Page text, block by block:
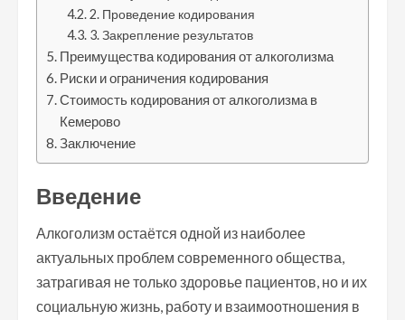
2. Проведение кодирования
3. Закрепление результатов
Преимущества кодирования от алкоголизма
Риски и ограничения кодирования
Стоимость кодирования от алкоголизма в
Кемерово
Заключение
Введение
Алкоголизм остаётся одной из наиболее
актуальных проблем современного общества,
затрагивая не только здоровье пациентов, но и их
социальную жизнь, работу и взаимоотношения в